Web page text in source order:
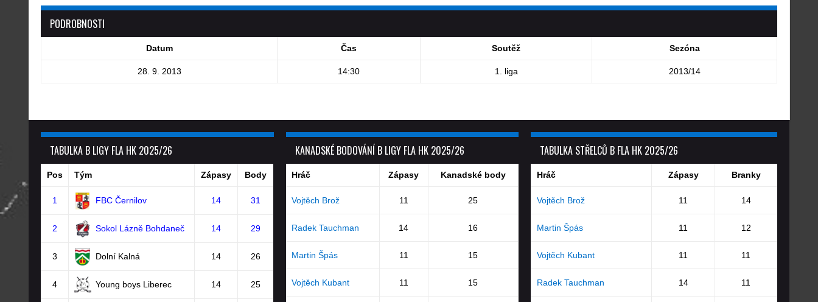
PODROBNOSTI
Datum Čas Soutěž Sezóna
28. 9. 2013 14:30 1. liga 2013/14
TABULKA B LIGY FLA HK 2025/26
Pos Tým Zápasy Body
1 FBC Černilov 14 31
2 Sokol Lázně Bohdaneč 14 29
3 Dolní Kalná 14 26
4 Young boys Liberec 14 25
KANADSKÉ BODOVÁNÍ B LIGY FLA HK 2025/26
Hráč Zápasy Kanadské body
Vojtěch Brož 11 25
Radek Tauchman 14 16
Martin Špás 11 15
Vojtěch Kubant 11 15
TABULKA STŘELCŮ B FLA HK 2025/26
Hráč Zápasy Branky
Vojtěch Brož 11 14
Martin Špás 11 12
Vojtěch Kubant 11 11
Radek Tauchman 14 11